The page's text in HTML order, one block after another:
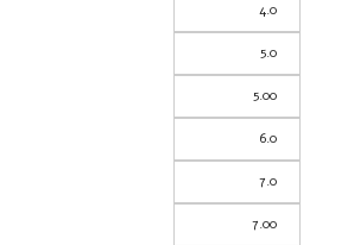
4.0
5.0
5.00
6.0
7.0
7.00